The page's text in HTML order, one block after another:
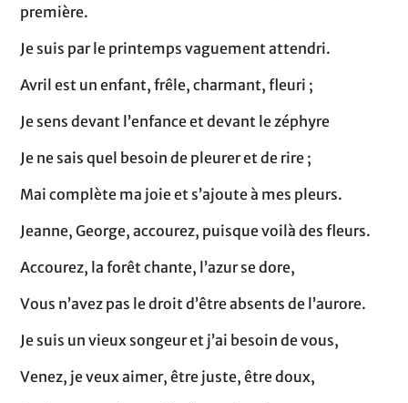
première.
Je suis par le printemps vaguement attendri.
Avril est un enfant, frêle, charmant, fleuri ;
Je sens devant l’enfance et devant le zéphyre
Je ne sais quel besoin de pleurer et de rire ;
Mai complète ma joie et s’ajoute à mes pleurs.
Jeanne, George, accourez, puisque voilà des fleurs.
Accourez, la forêt chante, l’azur se dore,
Vous n’avez pas le droit d’être absents de l’aurore.
Je suis un vieux songeur et j’ai besoin de vous,
Venez, je veux aimer, être juste, être doux,